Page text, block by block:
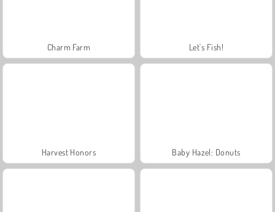
Charm Farm Let's Fish!
Harvest Honors Baby Hazel: Donuts